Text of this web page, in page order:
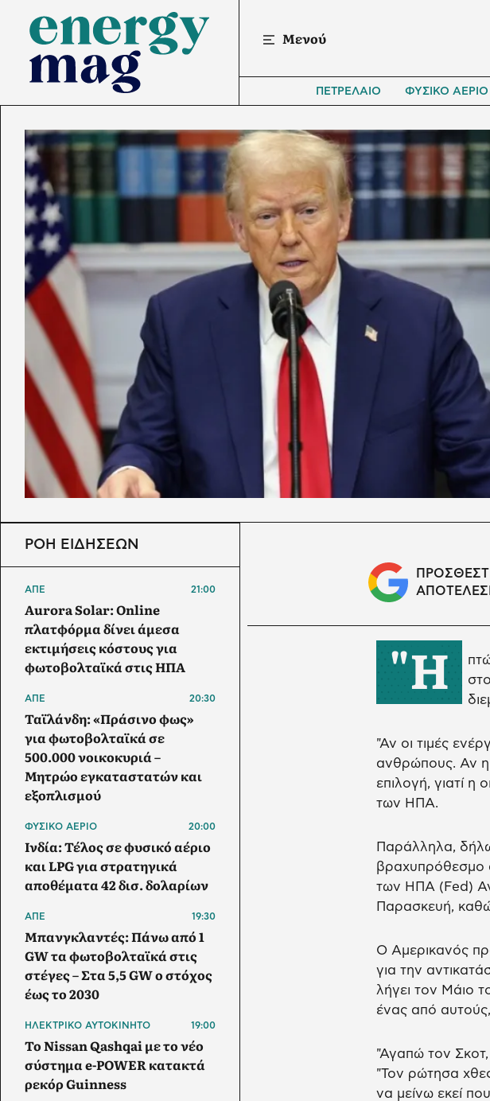
Μενού
ΠΕΤΡΕΛΑΙΟ ΦΥΣΙΚΟ ΑΕΡΙΟ
"Η
"Αν οι τιμές
ανθρώπους. Αν η
επιλογή, γιατί η
των ΗΠΑ.
Παράλληλα,
βραχυπρόθεσμο
των ΗΠΑ (Fed)
Παρασκευή,
Ο Αμερικανός
για την
λήγει τον Μάιο
ένας από
"Αγαπώ τον Σκοτ,
"Τον ρώτησα
να μείνω εκεί
ΡΟΗ ΕΙΔΗΣΕΩΝ
ΑΠΕ 21:00
Aurora Solar: Online
πλατφόρμα δίνει άμεσα
εκτιμήσεις κόστους για
φωτοβολταϊκά στις ΗΠΑ
ΑΠΕ 20:30
Ταϊλάνδη: «Πράσινο φως»
για φωτοβολταϊκά σε
500.000 νοικοκυριά –
Μητρώο εγκαταστατών και
εξοπλισμού
ΦΥΣΙΚΟ ΑΕΡΙΟ 20:00
Ινδία: Τέλος σε φυσικό αέριο
και LPG για στρατηγικά
αποθέματα 42 δισ. δολαρίων
ΑΠΕ 19:30
Μπανγκλαντές: Πάνω από 1
GW τα φωτοβολταϊκά στις
στέγες – Στα 5,5 GW ο στόχος
έως το 2030
ΗΛΕΚΤΡΙΚΟ ΑΥΤΟΚΙΝΗΤΟ 19:00
Το Nissan Qashqai με το νέο
σύστημα e-POWER κατακτά
ρεκόρ Guinness